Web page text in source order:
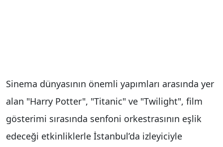
Sinema dünyasının önemli yapımları arasında yer
alan "Harry Potter", "Titanic" ve "Twilight", film
gösterimi sırasında senfoni orkestrasının eşlik
edeceği etkinliklerle İstanbul’da izleyiciyle